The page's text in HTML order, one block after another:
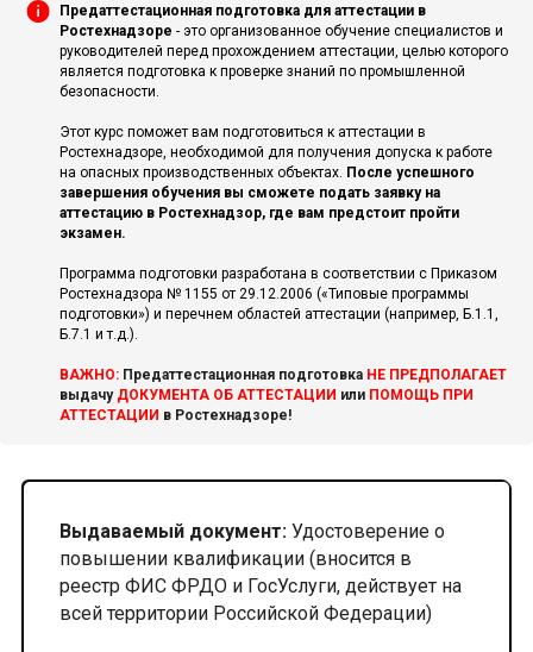
Предаттестационная подготовка для аттестации в
Ростехнадзоре - это организованное обучение специалистов и
руководителей перед прохождением аттестации, целью которого
является подготовка к проверке знаний по промышленной
безопасности.
Этот курс поможет вам подготовиться к аттестации в
Ростехнадзоре, необходимой для получения допуска к работе
на опасных производственных объектах. После успешного
завершения обучения вы сможете подать заявку на
аттестацию в Ростехнадзор, где вам предстоит пройти
экзамен.
Программа подготовки разработана в соответствии с Приказом
Ростехнадзора № 1155 от 29.12.2006 («Типовые программы
подготовки») и перечнем областей аттестации (например, Б.1.1,
Б.7.1 и т.д.).
ВАЖНО: Предаттестационная подготовка НЕ ПРЕДПОЛАГАЕТ
выдачуДОКУМЕНТА ОБ АТТЕСТАЦИИ или ПОМОЩЬ ПРИ
АТТЕСТАЦИИ в Ростехнадзоре!
Выдаваемый документ: Удостоверение о
повышении квалификации (вносится в
реестр ФИС ФРДО и ГосУслуги, действует на
всей территории Российской Федерации)